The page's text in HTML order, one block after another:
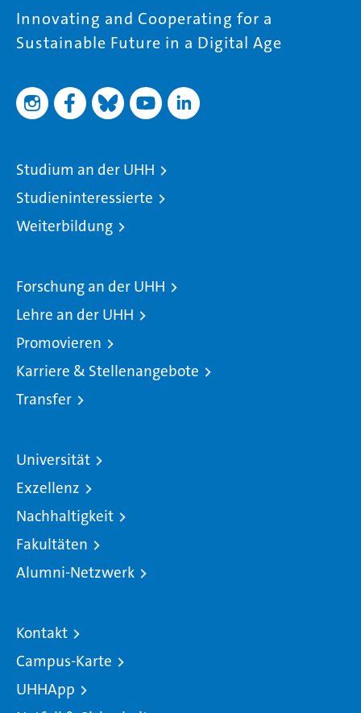
Innovating and Cooperating for a
Sustainable Future in a Digital Age
Studium an der UHH
Studieninteressierte
Weiterbildung
Forschung an der UHH
Lehre an der UHH
Promovieren
Karriere & Stellenangebote
Transfer
Universität
Exzellenz
Nachhaltigkeit
Fakultäten
Alumni-Netzwerk
Kontakt
Campus-Karte
UHHApp